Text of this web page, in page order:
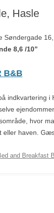
Hasle
Søndergade
8,6 /10”
B&B
indkvartering
hvor
eller haven.
and Breakfast